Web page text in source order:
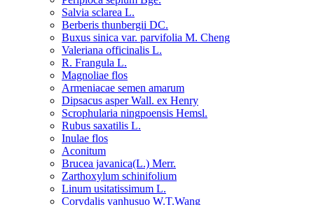
Salvia sclarea L.
Berberis thunbergii DC.
Buxus sinica var. parvifolia M. Cheng
Valeriana officinalis L.
R. Frangula L.
Magnoliae flos
Armeniacae semen amarum
Dipsacus asper Wall. ex Henry
Scrophularia ningpoensis Hemsl.
Rubus saxatilis L.
Inulae flos
Aconitum
Brucea javanica(L.) Merr.
Zarthoxylum schinifolium
Linum usitatissimum L.
Corydalis yanhusuo W.T.Wang